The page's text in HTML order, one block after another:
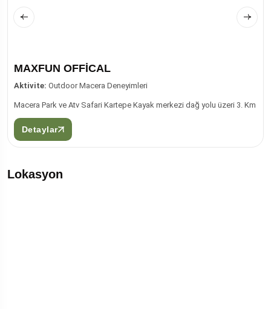
MAXFUN OFFİCAL
Aktivite: Outdoor Macera Deneyimleri
Macera Park ve Atv Safari Kartepe Kayak merkezi dağ yolu üzeri 3. Km
Detaylar
Lokasyon